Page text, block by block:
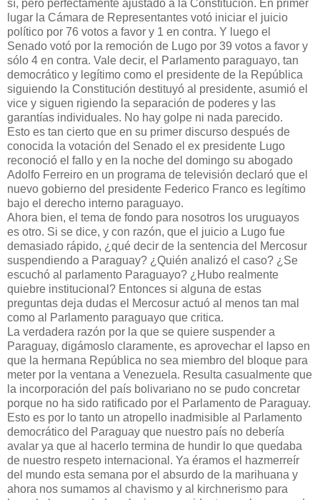
sí, pero perfectamente ajustado a la Constitución. En primer
lugar la Cámara de Representantes votó iniciar el juicio
político por 76 votos a favor y 1 en contra. Y luego el
Senado votó por la remoción de Lugo por 39 votos a favor y
sólo 4 en contra. Vale decir, el Parlamento paraguayo, tan
democrático y legítimo como el presidente de la República
siguiendo la Constitución destituyó al presidente, asumió el
vice y siguen rigiendo la separación de poderes y las
garantías individuales. No hay golpe ni nada parecido.
Esto es tan cierto que en su primer discurso después de
conocida la votación del Senado el ex presidente Lugo
reconoció el fallo y en la noche del domingo su abogado
Adolfo Ferreiro en un programa de televisión declaró que el
nuevo gobierno del presidente Federico Franco es legítimo
bajo el derecho interno paraguayo.
Ahora bien, el tema de fondo para nosotros los uruguayos
es otro. Si se dice, y con razón, que el juicio a Lugo fue
demasiado rápido, ¿qué decir de la sentencia del Mercosur
suspendiendo a Paraguay? ¿Quién analizó el caso? ¿Se
escuchó al parlamento Paraguayo? ¿Hubo realmente
quiebre institucional? Entonces si alguna de estas
preguntas deja dudas el Mercosur actuó al menos tan mal
como al Parlamento paraguayo que critica.
La verdadera razón por la que se quiere suspender a
Paraguay, digámoslo claramente, es aprovechar el lapso en
que la hermana República no sea miembro del bloque para
meter por la ventana a Venezuela. Resulta casualmente que
la incorporación del país bolivariano no se pudo concretar
porque no ha sido ratificado por el Parlamento de Paraguay.
Esto es por lo tanto un atropello inadmisible al Parlamento
democrático del Paraguay que nuestro país no debería
avalar ya que al hacerlo termina de hundir lo que quedaba
de nuestro respeto internacional. Ya éramos el hazmerreír
del mundo esta semana por el absurdo de la marihuana y
ahora nos sumamos al chavismo y al kirchnerismo para